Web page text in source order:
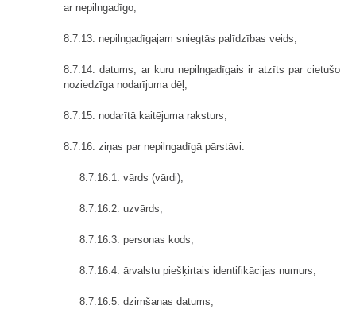
ar nepilngadīgo;
8.7.13. nepilngadīgajam sniegtās palīdzības veids;
8.7.14. datums, ar kuru nepilngadīgais ir atzīts par cietušo
noziedzīga nodarījuma dēļ;
8.7.15. nodarītā kaitējuma raksturs;
8.7.16. ziņas par nepilngadīgā pārstāvi:
8.7.16.1. vārds (vārdi);
8.7.16.2. uzvārds;
8.7.16.3. personas kods;
8.7.16.4. ārvalstu piešķirtais identifikācijas numurs;
8.7.16.5. dzimšanas datums;